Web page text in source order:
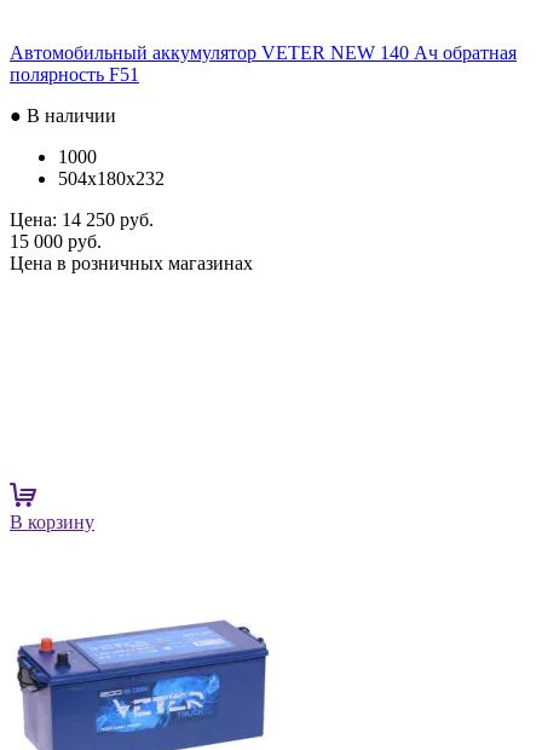
Автомобильный аккумулятор VETER NEW 140 Ач обратная
полярность F51
● В наличии
1000
504x180x232
Цена: 14 250 руб.
15 000 руб.
Цена в розничных магазинах
В корзину